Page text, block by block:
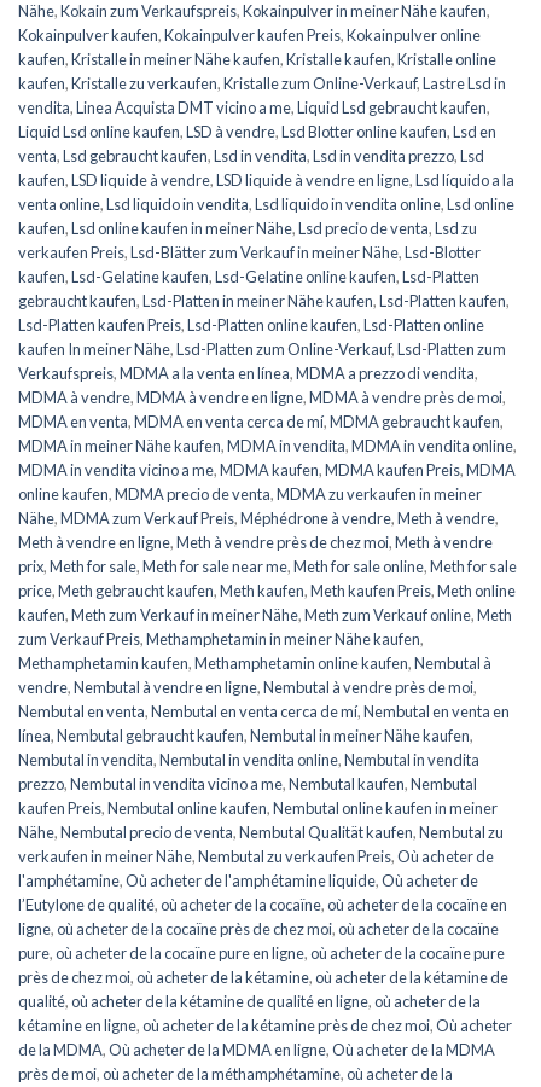
Nähe,Kokain zum Verkaufspreis,Kokainpulver in meiner Nähe kaufen,
Kokainpulver kaufen,Kokainpulver kaufen Preis,Kokainpulver online
kaufen,Kristalle in meiner Nähe kaufen,Kristalle kaufen,Kristalle online
kaufen,Kristalle zu verkaufen,Kristalle zum Online-Verkauf,Lastre Lsd in
vendita,Linea Acquista DMT vicino a me,Liquid Lsd gebraucht kaufen,
Liquid Lsd online kaufen,LSD à vendre,Lsd Blotter online kaufen,Lsd en
venta,Lsd gebraucht kaufen,Lsd in vendita,Lsd in vendita prezzo,Lsd
kaufen,LSD liquide à vendre,LSD liquide à vendre en ligne,Lsd líquido a la
venta online,Lsd liquido in vendita,Lsd liquido in vendita online,Lsd online
kaufen,Lsd online kaufen in meiner Nähe,Lsd precio de venta,Lsd zu
verkaufen Preis,Lsd-Blätter zum Verkauf in meiner Nähe,Lsd-Blotter
kaufen,Lsd-Gelatine kaufen,Lsd-Gelatine online kaufen,Lsd-Platten
gebraucht kaufen,Lsd-Platten in meiner Nähe kaufen,Lsd-Platten kaufen,
Lsd-Platten kaufen Preis,Lsd-Platten online kaufen,Lsd-Platten online
kaufen In meiner Nähe,Lsd-Platten zum Online-Verkauf,Lsd-Platten zum
Verkaufspreis,MDMA a la venta en línea,MDMA a prezzo di vendita,
MDMA à vendre,MDMA à vendre en ligne,MDMA à vendre près de moi,
MDMA en venta,MDMA en venta cerca de mí,MDMA gebraucht kaufen,
MDMA in meiner Nähe kaufen,MDMA in vendita,MDMA in vendita online,
MDMA in vendita vicino a me,MDMA kaufen,MDMA kaufen Preis,MDMA
online kaufen,MDMA precio de venta,MDMA zu verkaufen in meiner
Nähe,MDMA zum Verkauf Preis,Méphédrone à vendre,Meth à vendre,
Meth à vendre en ligne,Meth à vendre près de chez moi,Meth à vendre
prix,Meth for sale,Meth for sale near me,Meth for sale online,Meth for sale
price,Meth gebraucht kaufen,Meth kaufen,Meth kaufen Preis,Meth online
kaufen,Meth zum Verkauf in meiner Nähe,Meth zum Verkauf online,Meth
zum Verkauf Preis,Methamphetamin in meiner Nähe kaufen,
Methamphetamin kaufen,Methamphetamin online kaufen,Nembutal à
vendre,Nembutal à vendre en ligne,Nembutal à vendre près de moi,
Nembutal en venta,Nembutal en venta cerca de mí,Nembutal en venta en
línea,Nembutal gebraucht kaufen,Nembutal in meiner Nähe kaufen,
Nembutal in vendita,Nembutal in vendita online,Nembutal in vendita
prezzo,Nembutal in vendita vicino a me,Nembutal kaufen,Nembutal
kaufen Preis,Nembutal online kaufen,Nembutal online kaufen in meiner
Nähe,Nembutal precio de venta,Nembutal Qualität kaufen,Nembutal zu
verkaufen in meiner Nähe,Nembutal zu verkaufen Preis,Où acheter de
l'amphétamine,Où acheter de l'amphétamine liquide,Où acheter de
l’Eutylone de qualité,où acheter de la cocaïne,où acheter de la cocaïne en
ligne,où acheter de la cocaïne près de chez moi,où acheter de la cocaïne
pure,où acheter de la cocaïne pure en ligne,où acheter de la cocaïne pure
près de chez moi,où acheter de la kétamine,où acheter de la kétamine de
qualité,où acheter de la kétamine de qualité en ligne,où acheter de la
kétamine en ligne,où acheter de la kétamine près de chez moi,Où acheter
de la MDMA,Où acheter de la MDMA en ligne,Où acheter de la MDMA
près de moi,où acheter de la méthamphétamine,où acheter de la